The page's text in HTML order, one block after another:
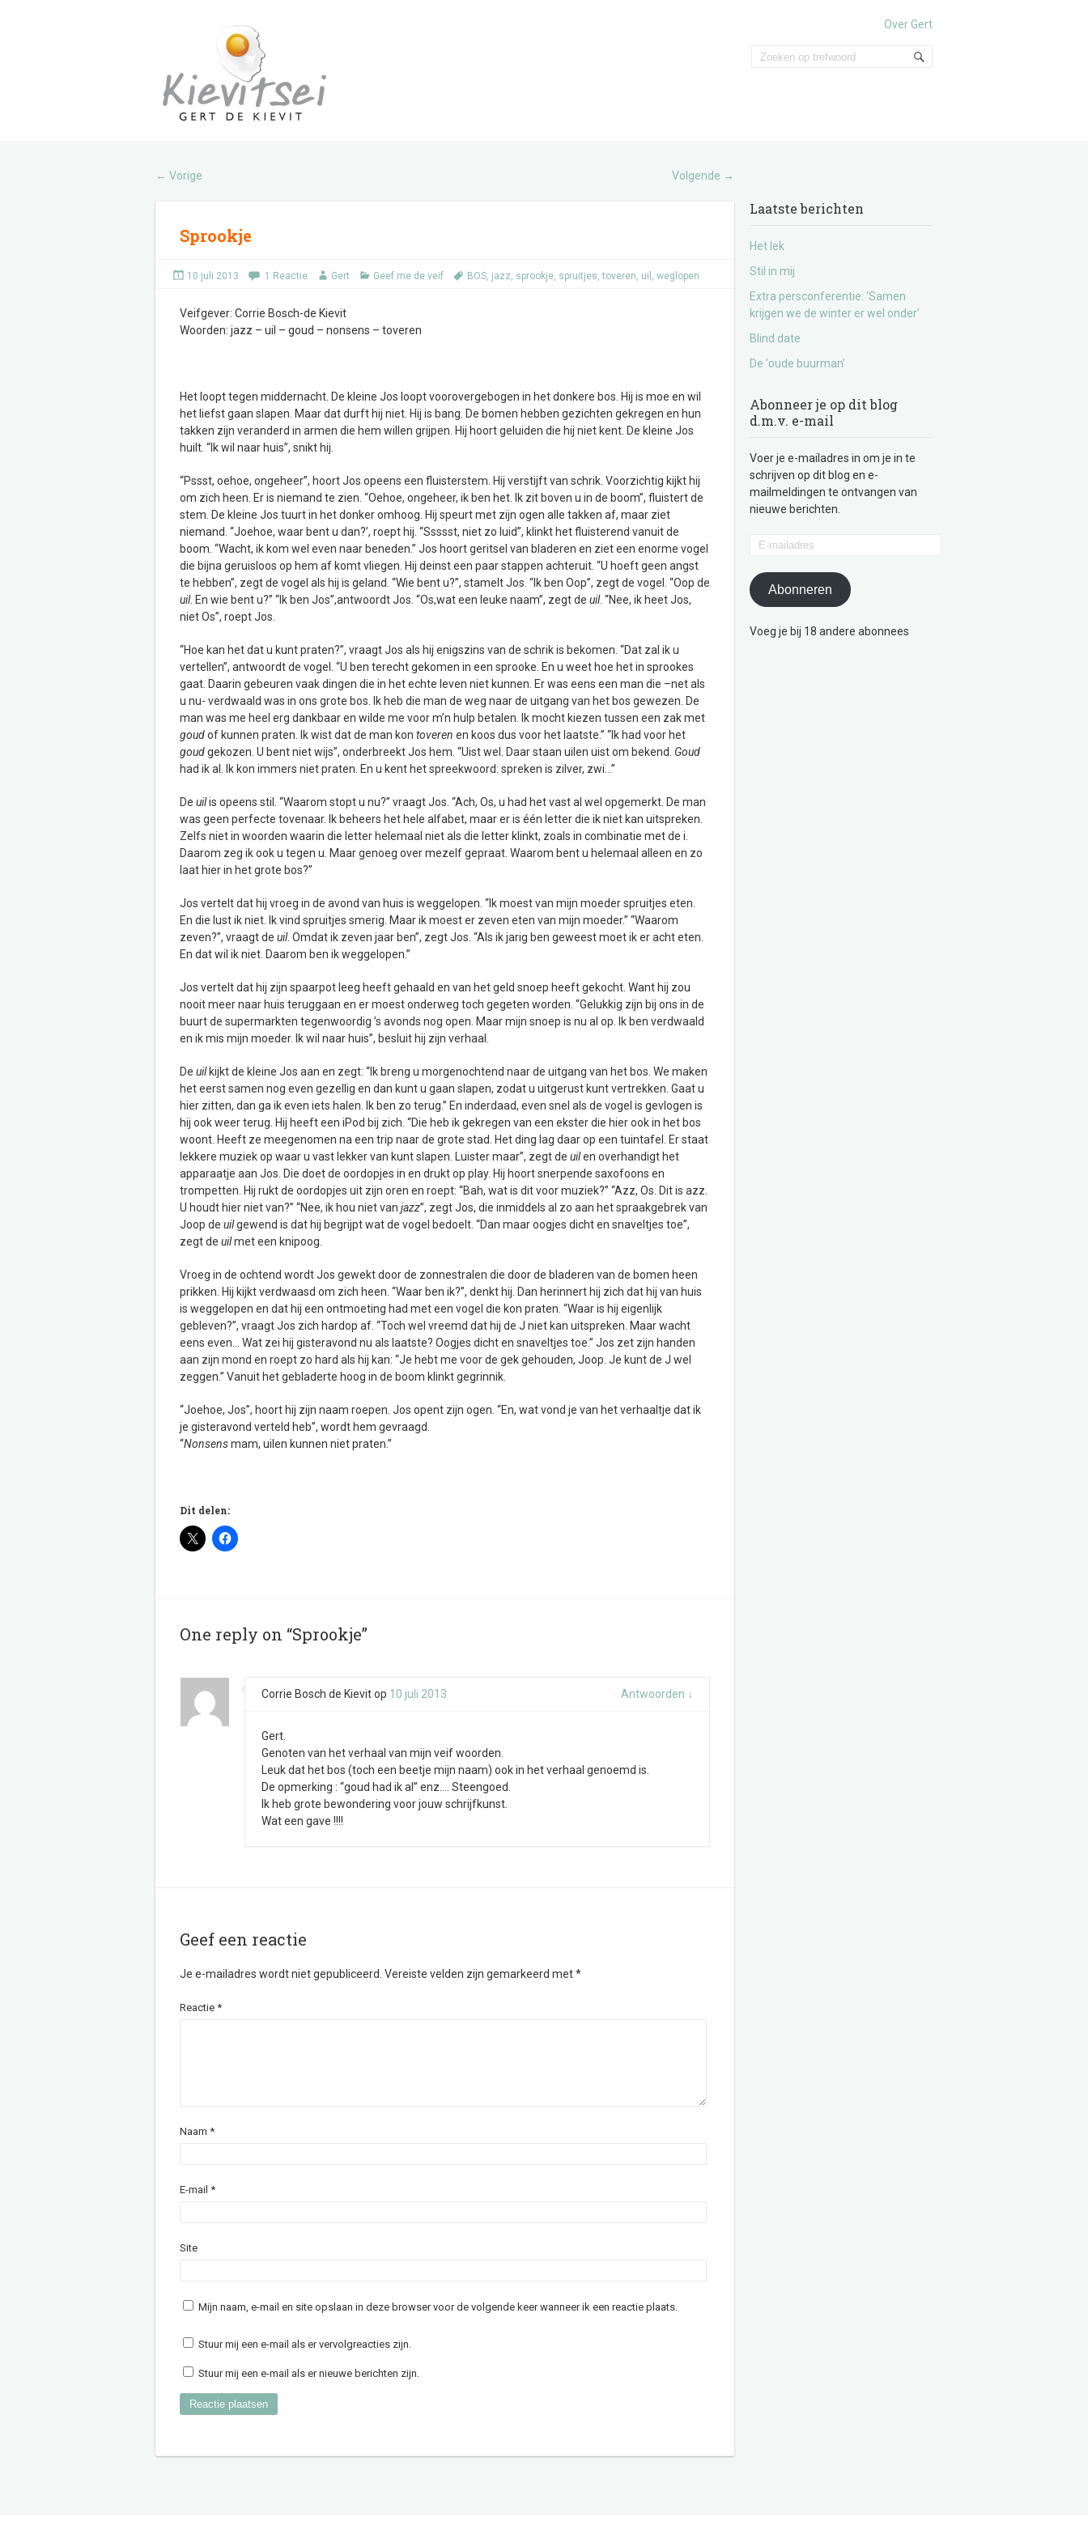
Over Gert
← Vorige Volgende →
Sprookje
10 juli 2013 1 Reactie Gert Geef me de veif BOS, jazz, sprookje, spruitjes,toveren, uil , weglopen
Veifgever: Corrie Bosch-de Kievit
Woorden: jazz – uil – goud – nonsens – toveren
Het loopt tegen middernacht. De kleine Jos loopt voorovergebogen in het donkere bos. Hij is moe en wil
het liefst gaan slapen. Maar dat durft hij niet. Hij is bang. De bomen hebben gezichten gekregen en hun
takken zijn veranderd in armen die hem willen grijpen. Hij hoort geluiden die hij niet kent. De kleine Jos
huilt. “Ik wil naar huis”, snikt hij.
“Pssst, oehoe, ongeheer”, hoort Jos opeens een fluisterstem. Hij verstijft van schrik. Voorzichtig kijkt hij
om zich heen. Er is niemand te zien. “Oehoe, ongeheer, ik ben het. Ik zit boven u in de boom”, fluistert de
stem. De kleine Jos tuurt in het donker omhoog. Hij speurt met zijn ogen alle takken af, maar ziet
niemand. “Joehoe, waar bent u dan?’, roept hij. “Ssssst, niet zo luid”, klinkt het fluisterend vanuit de
boom. “Wacht, ik kom wel even naar beneden.” Jos hoort geritsel van bladeren en ziet een enorme vogel
die bijna geruisloos op hem af komt vliegen. Hij deinst een paar stappen achteruit. “U hoeft geen angst
te hebben”, zegt de vogel als hij is geland. “Wie bent u?”, stamelt Jos. “Ik ben Oop”, zegt de vogel. “Oop de
uil. En wie bent u?” “Ik ben Jos”,antwoordt Jos. “Os,wat een leuke naam”, zegt de uil. “Nee, ik heet Jos,
niet Os”, roept Jos.
“Hoe kan het dat u kunt praten?”, vraagt Jos als hij enigszins van de schrik is bekomen. “Dat zal ik u
vertellen”, antwoordt de vogel. “U ben terecht gekomen in een sprooke. En u weet hoe het in sprookes
gaat. Daarin gebeuren vaak dingen die in het echte leven niet kunnen. Er was eens een man die –net als
u nu- verdwaald was in ons grote bos. Ik heb die man de weg naar de uitgang van het bos gewezen. De
man was me heel erg dankbaar en wilde me voor m’n hulp betalen. Ik mocht kiezen tussen een zak met
goudof kunnen praten. Ik wist dat de man kon toveren en koos dus voor het laatste.” “Ik had voor het
goudgekozen. U bent niet wijs”, onderbreekt Jos hem. “Uist wel. Daar staan uilen uist om bekend. Goud
had ik al. Ik kon immers niet praten. En u kent het spreekwoord: spreken is zilver, zwi…”
De uilis opeens stil. “Waarom stopt u nu?” vraagt Jos. “Ach, Os, u had het vast al wel opgemerkt. De man
was geen perfecte tovenaar. Ik beheers het hele alfabet, maar er is één letter die ik niet kan uitspreken.
Zelfs niet in woorden waarin die letter helemaal niet als die letter klinkt, zoals in combinatie met de i.
Daarom zeg ik ook u tegen u. Maar genoeg over mezelf gepraat. Waarom bent u helemaal alleen en zo
laat hier in het grote bos?”
Jos vertelt dat hij vroeg in de avond van huis is weggelopen. “Ik moest van mijn moeder spruitjes eten.
En die lust ik niet. Ik vind spruitjes smerig. Maar ik moest er zeven eten van mijn moeder.” “Waarom
zeven?”, vraagt de uil. Omdat ik zeven jaar ben”, zegt Jos. “Als ik jarig ben geweest moet ik er acht eten.
En dat wil ik niet. Daarom ben ik weggelopen.”
Jos vertelt dat hij zijn spaarpot leeg heeft gehaald en van het geld snoep heeft gekocht. Want hij zou
nooit meer naar huis teruggaan en er moest onderweg toch gegeten worden. “Gelukkig zijn bij ons in de
buurt de supermarkten tegenwoordig ’s avonds nog open. Maar mijn snoep is nu al op. Ik ben verdwaald
en ik mis mijn moeder. Ik wil naar huis”, besluit hij zijn verhaal.
De uilkijkt de kleine Jos aan en zegt: “Ik breng u morgenochtend naar de uitgang van het bos. We maken
het eerst samen nog even gezellig en dan kunt u gaan slapen, zodat u uitgerust kunt vertrekken. Gaat u
hier zitten, dan ga ik even iets halen. Ik ben zo terug.” En inderdaad, even snel als de vogel is gevlogen is
hij ook weer terug. Hij heeft een iPod bij zich. “Die heb ik gekregen van een ekster die hier ook in het bos
woont. Heeft ze meegenomen na een trip naar de grote stad. Het ding lag daar op een tuintafel. Er staat
lekkere muziek op waar u vast lekker van kunt slapen. Luister maar”, zegt de uilen overhandigt het
apparaatje aan Jos. Die doet de oordopjes in en drukt op play. Hij hoort snerpende saxofoons en
trompetten. Hij rukt de oordopjes uit zijn oren en roept: “Bah, wat is dit voor muziek?” “Azz, Os. Dit is azz.
U houdt hier niet van?” “Nee, ik hou niet van jazz”, zegt Jos, die inmiddels al zo aan het spraakgebrek van
Joop de uilgewend is dat hij begrijpt wat de vogel bedoelt. “Dan maar oogjes dicht en snaveltjes toe”,
zegt de uilmet een knipoog.
Vroeg in de ochtend wordt Jos gewekt door de zonnestralen die door de bladeren van de bomen heen
prikken. Hij kijkt verdwaasd om zich heen. “Waar ben ik?”, denkt hij. Dan herinnert hij zich dat hij van huis
is weggelopen en dat hij een ontmoeting had met een vogel die kon praten. “Waar is hij eigenlijk
gebleven?”, vraagt Jos zich hardop af. “Toch wel vreemd dat hij de J niet kan uitspreken. Maar wacht
eens even… Wat zei hij gisteravond nu als laatste? Oogjes dicht en snaveltjes toe.” Jos zet zijn handen
aan zijn mond en roept zo hard als hij kan: “Je hebt me voor de gek gehouden, Joop. Je kunt de J wel
zeggen.” Vanuit het gebladerte hoog in de boom klinkt gegrinnik.
“Joehoe, Jos”, hoort hij zijn naam roepen. Jos opent zijn ogen. “En, wat vond je van het verhaaltje dat ik
je gisteravond verteld heb”, wordt hem gevraagd.
“Nonsensmam, uilen kunnen niet praten.”
Dit delen:
One reply on “Sprookje”
Corrie Bosch de Kievitop 10 juli 2013 Antwoorden ↓
Gert.
Genoten van het verhaal van mijn veif woorden.
Leuk dat het bos (toch een beetje mijn naam) ook in het verhaal genoemd is.
De opmerking : “goud had ik al” enz…. Steengoed.
Ik heb grote bewondering voor jouw schrijfkunst.
Wat een gave !!!!
Geef een reactie
Je e-mailadres wordt niet gepubliceerd. Vereiste velden zijn gemarkeerd met*
Reactie *
Naam *
E-mail *
Site
Mijn naam, e-mail en site opslaan in deze browser voor de volgende keer wanneer ik een reactie plaats.
Stuur mij een e-mail als er vervolgreacties zijn.
Stuur mij een e-mail als er nieuwe berichten zijn.
Laatste berichten
Het lek
Stil in mij
Extra persconferentie: ‘Samen
krijgen we de winter er wel onder’
Blind date
De ‘oude buurman’
Abonneer je op dit blog
d.m.v. e-mail
Voer je e-mailadres in om je in te
schrijven op dit blog en e-
mailmeldingen te ontvangen van
nieuwe berichten.
Abonneren
Voeg je bij 18 andere abonnees